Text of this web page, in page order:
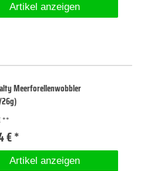
Artikel anzeigen
Meerforellenwobbler
€ *
Artikel anzeigen